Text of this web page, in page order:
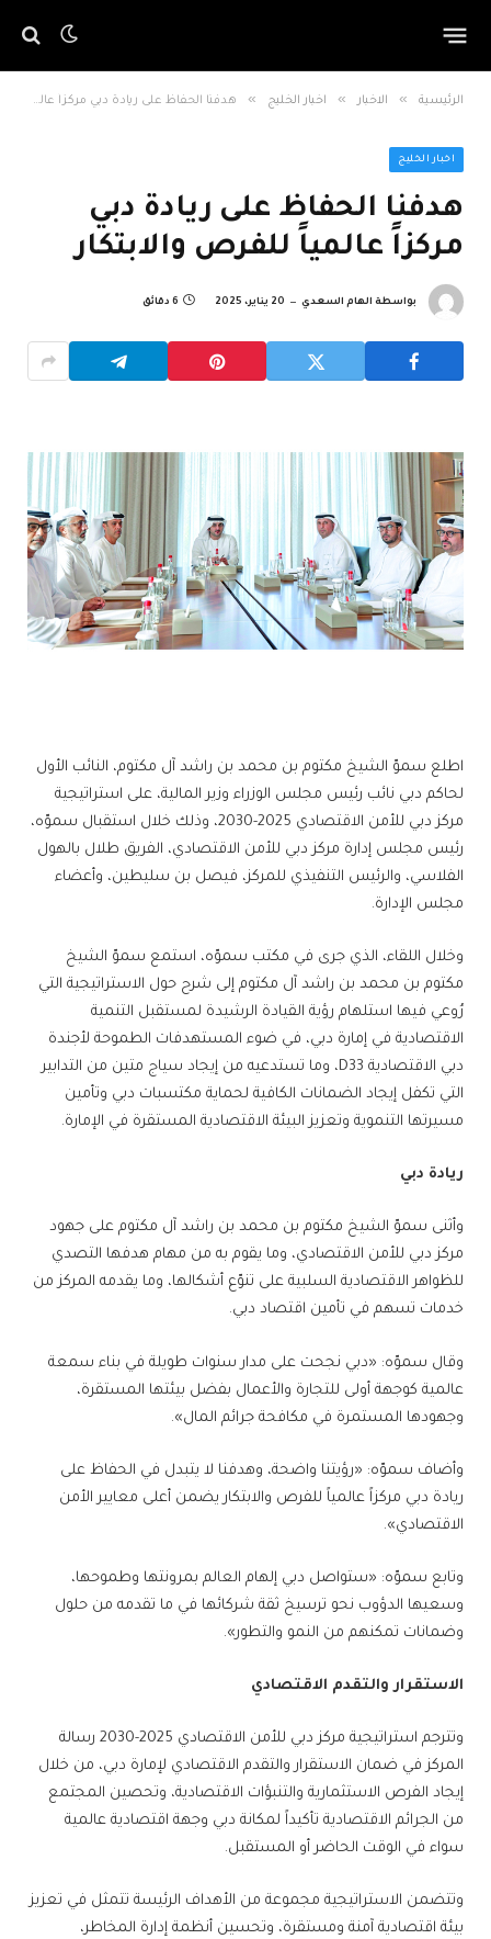
الرئيسية » الاخبار » اخبار الخليج » هدفنا الحفاظ على ريادة دبي مركزاً عالمياً للفرص والابتكار
اخبار الخليج
هدفنا الحفاظ على ريادة دبي
مركزاً عالمياً للفرص والابتكار
بواسطة الهام السعدي 20 يناير، 2025 6 دقائق
اطلع سموّ الشيخ مكتوم بن محمد بن راشد آل مكتوم، النائب الأول
لحاكم دبي نائب رئيس مجلس الوزراء وزير المالية، على استراتيجية
مركز دبي للأمن الاقتصادي 2025-2030، وذلك خلال استقبال سموّه،
رئيس مجلس إدارة مركز دبي للأمن الاقتصادي، الفريق طلال بالهول
الفلاسي، والرئيس التنفيذي للمركز، فيصل بن سليطين، وأعضاء
مجلس الإدارة.
وخلال اللقاء، الذي جرى في مكتب سموّه، استمع سموّ الشيخ
مكتوم بن محمد بن راشد آل مكتوم إلى شرح حول الاستراتيجية التي
رُوعي فيها استلهام رؤية القيادة الرشيدة لمستقبل التنمية
الاقتصادية في إمارة دبي، في ضوء المستهدفات الطموحة لأجندة
دبي الاقتصادية D33، وما تستدعيه من إيجاد سياج متين من التدابير
التي تكفل إيجاد الضمانات الكافية لحماية مكتسبات دبي وتأمين
مسيرتها التنموية وتعزيز البيئة الاقتصادية المستقرة في الإمارة.
ريادة دبي
وأثنى سموّ الشيخ مكتوم بن محمد بن راشد آل مكتوم على جهود
مركز دبي للأمن الاقتصادي، وما يقوم به من مهام هدفها التصدي
للظواهر الاقتصادية السلبية على تنوّع أشكالها، وما يقدمه المركز من
خدمات تسهم في تأمين اقتصاد دبي.
وقال سموّه: «دبي نجحت على مدار سنوات طويلة في بناء سمعة
عالمية كوجهة أولى للتجارة والأعمال بفضل بيئتها المستقرة،
وجهودها المستمرة في مكافحة جرائم المال».
وأضاف سموّه: «رؤيتنا واضحة، وهدفنا لا يتبدل في الحفاظ على
ريادة دبي مركزاً عالمياً للفرص والابتكار يضمن أعلى معايير الأمن
الاقتصادي».
وتابع سموّه: «ستواصل دبي إلهام العالم بمرونتها وطموحها،
وسعيها الدؤوب نحو ترسيخ ثقة شركائها في ما تقدمه من حلول
وضمانات تمكنهم من النمو والتطور».
الاستقرار والتقدم الاقتصادي
وتترجم استراتيجية مركز دبي للأمن الاقتصادي 2025-2030 رسالة
المركز في ضمان الاستقرار والتقدم الاقتصادي لإمارة دبي، من خلال
إيجاد الفرص الاستثمارية والتنبؤات الاقتصادية، وتحصين المجتمع
من الجرائم الاقتصادية تأكيداً لمكانة دبي وجهة اقتصادية عالمية
سواء في الوقت الحاضر أو المستقبل.
وتتضمن الاستراتيجية مجموعة من الأهداف الرئيسة تتمثل في تعزيز
بيئة اقتصادية آمنة ومستقرة، وتحسين أنظمة إدارة المخاطر،